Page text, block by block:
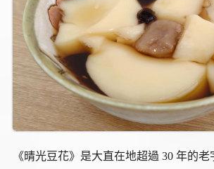
《晴光豆花》是大直在地超過 30 年的